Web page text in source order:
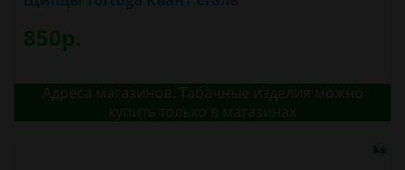
850р.
Адреса магазинов. Табачные изделия можно
купить только в магазинах